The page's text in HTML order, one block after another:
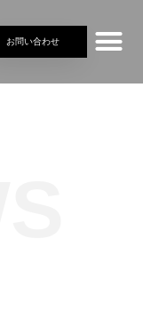
お問い合わせ